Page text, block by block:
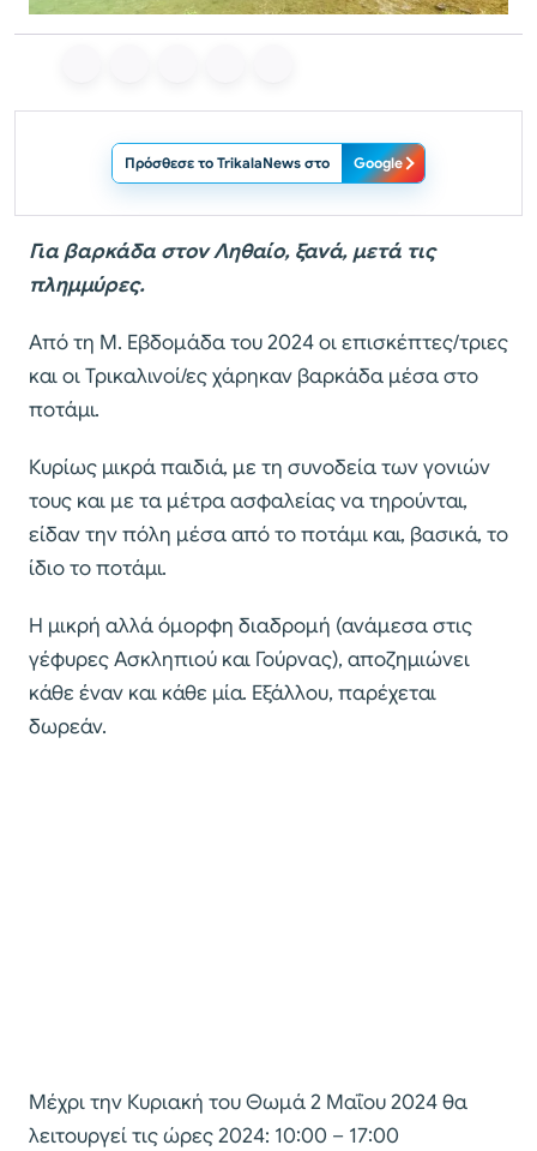
Πρόσθεσε το TrikalaNews στο Google
Για βαρκάδα στον Ληθαίο, ξανά, μετά τις
πλημμύρες.
Aπό τη Μ. Εβδομάδα του 2024 οι επισκέπτες/τριες
και οι Τρικαλινοί/ες χάρηκαν βαρκάδα μέσα στο
ποτάμι.
Κυρίως μικρά παιδιά, με τη συνοδεία των γονιών
τους και με τα μέτρα ασφαλείας να τηρούνται,
είδαν την πόλη μέσα από το ποτάμι και, βασικά, το
ίδιο το ποτάμι.
Η μικρή αλλά όμορφη διαδρομή (ανάμεσα στις
γέφυρες Ασκληπιού και Γούρνας), αποζημιώνει
κάθε έναν και κάθε μία. Εξάλλου, παρέχεται
δωρεάν.
Μέχρι την Κυριακή του Θωμά 2 Μαΐου 2024 θα
λειτουργεί τις ώρες 2024: 10:00 – 17:00